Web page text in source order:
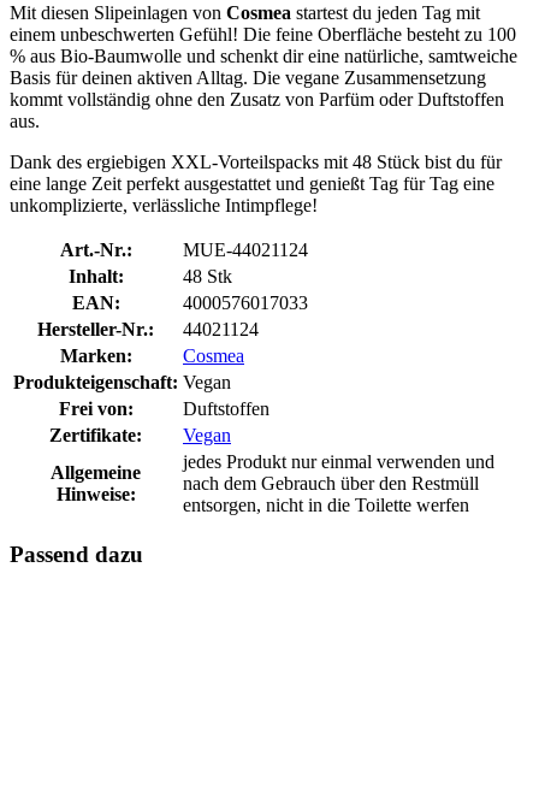
Mit diesen Slipeinlagen von Cosmea startest du jeden Tag mit
einem unbeschwerten Gefühl! Die feine Oberfläche besteht zu 100
% aus Bio-Baumwolle und schenkt dir eine natürliche, samtweiche
Basis für deinen aktiven Alltag. Die vegane Zusammensetzung
kommt vollständig ohne den Zusatz von Parfüm oder Duftstoffen
aus.
Dank des ergiebigen XXL-Vorteilspacks mit 48 Stück bist du für
eine lange Zeit perfekt ausgestattet und genießt Tag für Tag eine
unkomplizierte, verlässliche Intimpflege!
Art.-Nr.:
MUE-44021124
Inhalt:
48 Stk
EAN:
4000576017033
Hersteller-Nr.:
44021124
Marken:
Cosmea
Produkteigenschaft: Vegan
Frei von:
Duftstoffen
Zertifikate:
Vegan
Allgemeine
Hinweise:
jedes Produkt nur einmal verwenden und
nach dem Gebrauch über den Restmüll
entsorgen, nicht in die Toilette werfen
Passend dazu